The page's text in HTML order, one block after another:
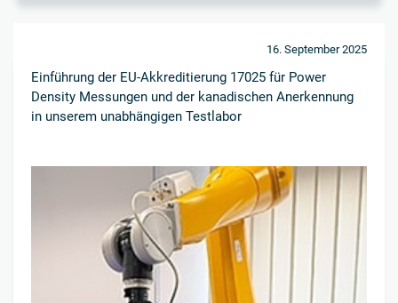
16. September 2025
Einführung der EU-Akkreditierung 17025 für Power
Density Messungen und der kanadischen Anerkennung
in unserem unabhängigen Testlabor